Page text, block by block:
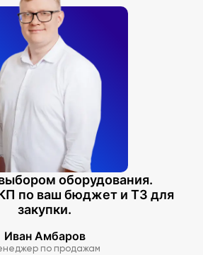
оборудования.
по ваш бюджет и ТЗ для
закупки.
Иван Амбаров
по продажам